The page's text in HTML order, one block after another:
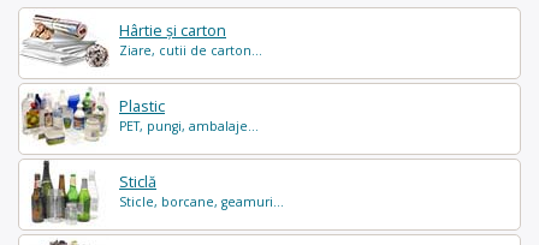
Hârtie și carton
Ziare, cutii de carton...
Plastic
PET, pungi, ambalaje...
Sticlă
Sticle, borcane, geamuri...